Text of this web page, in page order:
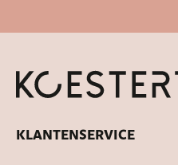
KLANTENSERVICE